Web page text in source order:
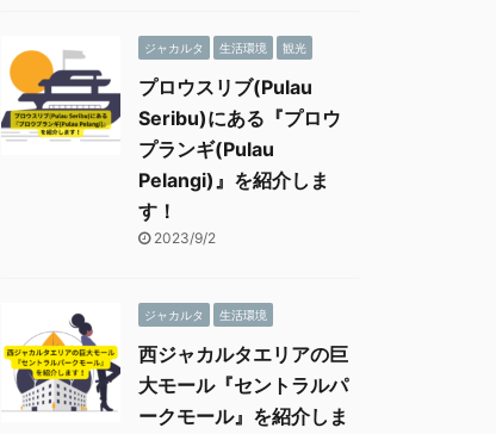
ジャカルタ 生活環境 観光
プロウスリブ(Pulau
Seribu)にある『プロウ
プランギ(Pulau
Pelangi)』を紹介しま
す！
2023/9/2
ジャカルタ 生活環境
西ジャカルタエリアの巨
大モール『セントラルパ
ークモール』を紹介しま